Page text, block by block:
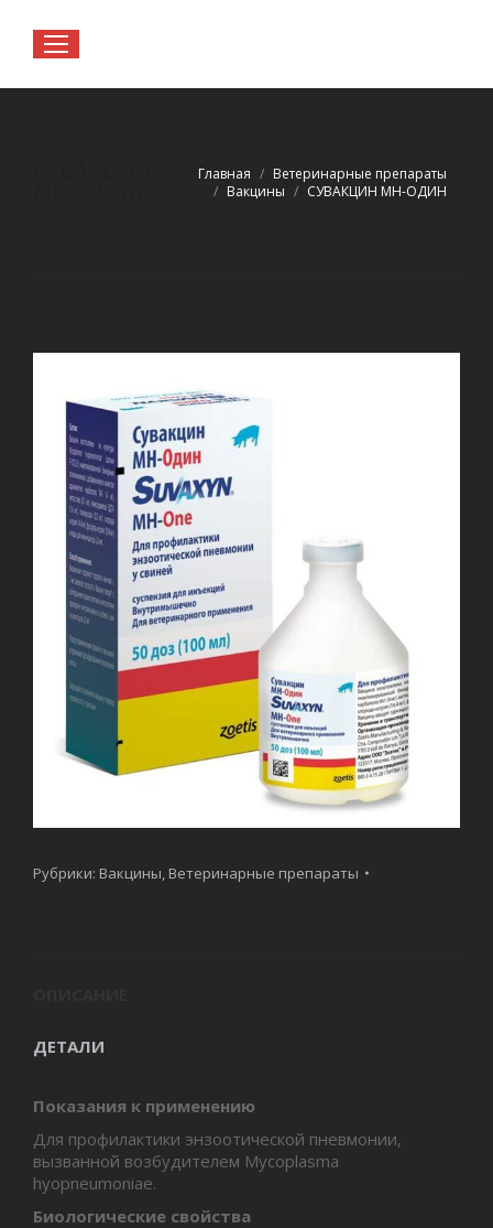
Вы здесь:
Главная
Ветеринарные препараты
Вакцины
СУВАКЦИН МН-ОДИН
Рубрики: Вакцины, Ветеринарные препараты
ДЕТАЛИ
Показания к применению
Для профилактики энзоотической пневмонии,
вызванной возбудителем Mycoplasma
hyopneumoniae.
Биологические свойства